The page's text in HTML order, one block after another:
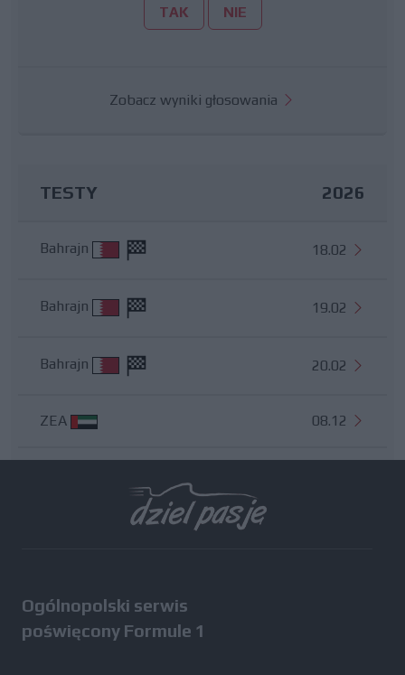
TAK NIE
Zobacz wyniki głosowania
TESTY 2026
Bahrajn 18.02
Bahrajn 19.02
Bahrajn 20.02
ZEA 08.12
Ogólnopolski serwis
poświęcony Formule 1